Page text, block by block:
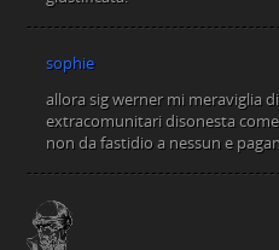
sophie
allora sig werner mi meraviglia
extracomunitari disonesta
non da fastidio a nessun e